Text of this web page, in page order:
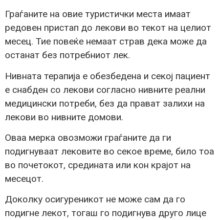
Граѓаните на овие туристички места имаат
редовен пристап до лекови во текот на целиот
месец. Тие повеќе немаат страв дека може да
останат без потребниот лек.
Нивната терапија е обезбедена и секој пациент
е снабден со лекови согласно нивните реални
медицински потреби, без да прават залихи на
лекови во нивните домови.
Оваа мерка овозможи граѓаните да ги
подигнуваат лековите во секое време, било тоа
во почетокот, средината или кон крајот на
месецот.
Доколку осигуреникот не може сам да го
подигне лекот, тогаш го подигнува друго лице